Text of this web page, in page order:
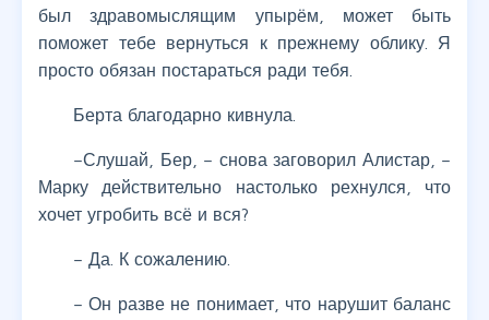
был здравомыслящим упырём, может быть
поможет тебе вернуться к прежнему облику. Я
просто обязан постараться ради тебя.
Берта благодарно кивнула.
–Слушай, Бер, – снова заговорил Алистар, –
Марку действительно настолько рехнулся, что
хочет угробить всё и вся?
– Да. К сожалению.
– Он разве не понимает, что нарушит баланс